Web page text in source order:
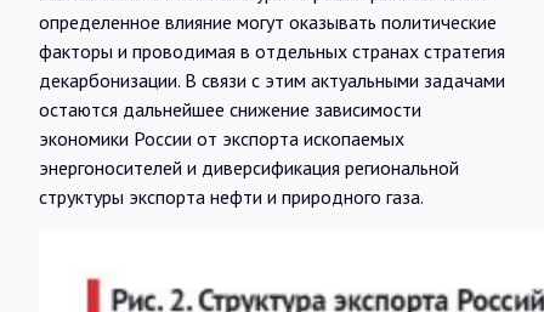
определенное влияние могут оказывать политические
факторы и проводимая в отдельных странах стратегия
декарбонизации. В связи с этим актуальными задачами
остаются дальнейшее снижение зависимости
экономики России от экспорта ископаемых
энергоносителей и диверсификация региональной
структуры экспорта нефти и природного газа.